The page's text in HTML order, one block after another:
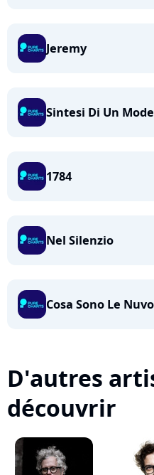
Jeremy
Sintesi Di Un
1784
Nel Silenzio
Cosa Sono Le
D'autres
découvrir